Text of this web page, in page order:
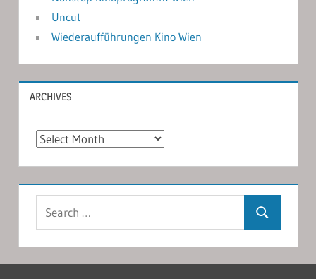
Uncut
Wiederaufführungen Kino Wien
ARCHIVES
Archives
Search